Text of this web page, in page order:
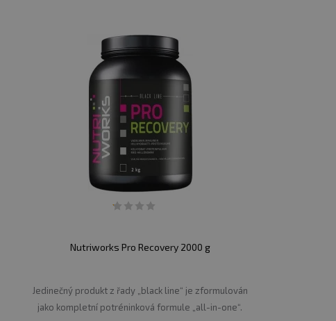
Nutriworks Pro Recovery 2000 g
Jedinečný produkt z řady „black line“ je zformulován
jako kompletní potréninková formule „all-in-one“.